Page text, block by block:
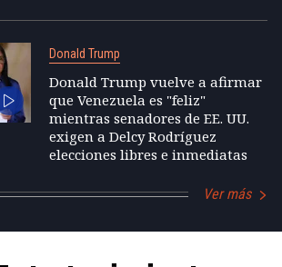
Donald Trump
Donald Trump vuelve a afirmar
que Venezuela es "feliz"
mientras senadores de EE. UU.
exigen a Delcy Rodríguez
elecciones libres e inmediatas
Ver más